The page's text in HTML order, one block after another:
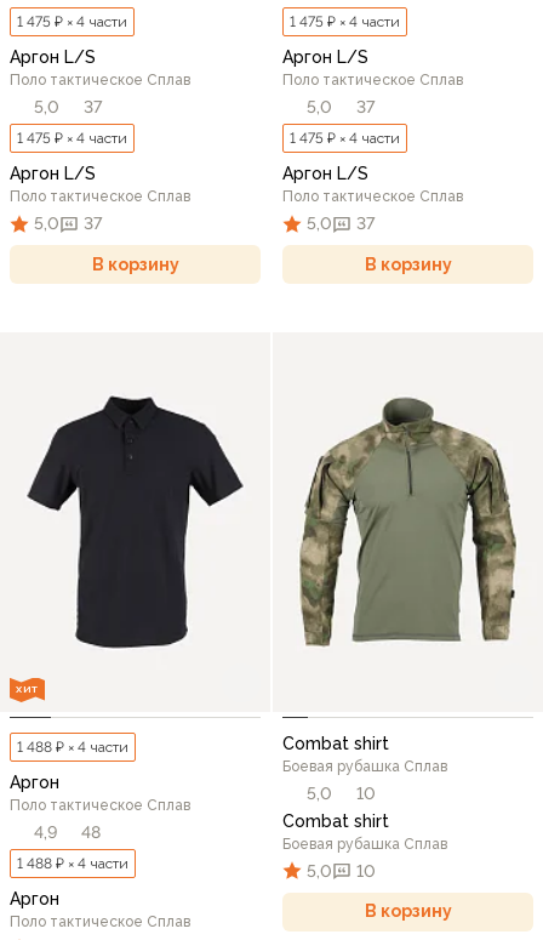
1 475 ₽ × 4 части
Аргон L/S
Поло тактическое Сплав
5,0 37
1 475 ₽ × 4 части
Аргон L/S
Поло тактическое Сплав
5,0 37
В корзину
1 475 ₽ × 4 части
Аргон L/S
Поло тактическое Сплав
5,0 37
1 475 ₽ × 4 части
Аргон L/S
Поло тактическое Сплав
5,0 37
В корзину
ХИТ
1 488 ₽ × 4 части
Аргон
Поло тактическое Сплав
4,9 48
1 488 ₽ × 4 части
Аргон
Поло тактическое Сплав
Combat shirt
Боевая рубашка Сплав
5,0
10
Combat shirt
Боевая рубашка Сплав
5,0 10
В корзину